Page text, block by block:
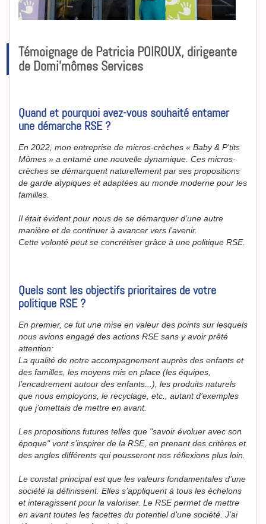
Témoignage de Patricia POIROUX, dirigeante
de Domi'mômes Services
Quand et pourquoi avez-vous souhaité entamer
une démarche RSE ?
En 2022, mon entreprise de micros-crèches « Baby & P’tits
Mômes » a entamé une nouvelle dynamique. Ces micros-
crèches se démarquent naturellement par ses propositions
de garde atypiques et adaptées au monde moderne pour les
familles.
Il était évident pour nous de se démarquer d’une autre
manière et de continuer à avancer vers l’avenir.
Cette volonté peut se concrétiser grâce à une politique RSE.
Quels sont les objectifs prioritaires de votre
politique RSE ?
En premier, ce fut une mise en valeur des points sur lesquels
nous avions engagé des actions RSE sans y avoir prêté
attention:
La qualité de notre accompagnement auprès des enfants et
des familles, les moyens mis en place (les équipes,
l’encadrement autour des enfants...), les produits naturels
que nous employons, le recyclage, etc., autant d’exemples
que j’omettais de mettre en avant.
Les propositions futures telles que "savoir évoluer avec son
époque" vont s’inspirer de la RSE, en prenant des critères et
des angles différents qui pousseront nos réflexions plus loin.
Le constat principal est que les valeurs fondamentales d’une
société la définissent. Elles s’appliquent à tous les échelons
et interagissent pour la valoriser. Le RSE permet de mettre
en avant toutes les facettes du potentiel d’une société. J’ai